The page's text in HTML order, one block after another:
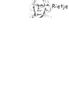
Rietje